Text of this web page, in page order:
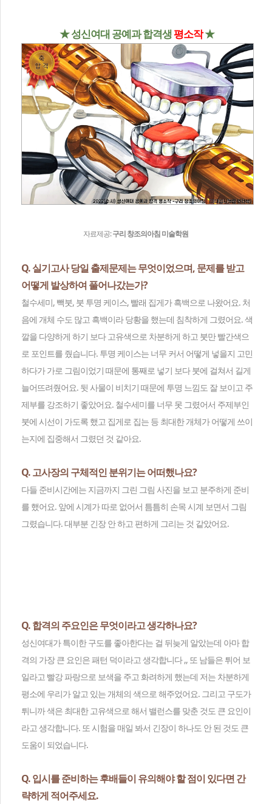
★ 성신여대 공예과 합격생평소작★
자료제공:구리 창조의아침 미술학원
Q. 실기고사 당일 출제문제는 무엇이었으며, 문제를 받고
어떻게 발상하여 풀어나갔는가?
철수세미, 빽붓, 붓 투명 케이스, 빨래 집게가 흑백으로 나왔어요. 처
음에 개체 수도 많고 흑백이라 당황을 했는데 침착하게 그렸어요. 색
깔을 다양하게 하기 보다 고유색으로 차분하게 하고 붓만 빨간색으
로 포인트를 줬습니다. 투명 케이스는 너무 커서 어떻게 넣을지 고민
하다가 가로 그림이었기 때문에 통째로 넣기 보다 붓에 걸쳐서 길게
늘어뜨려줬어요. 뒷 사물이 비치기 때문에 투명 느낌도 잘 보이고 주
제부를 강조하기 좋았어요. 철수세미를 너무 못 그렸어서 주제부인
붓에 시선이 가도록 했고 집게로 집는 등 최대한 개체가 어떻게 쓰이
는지에 집중해서 그렸던 것 같아요.
Q. 고사장의 구체적인 분위기는 어떠했나요?
다들 준비시간에는 지금까지 그린 그림 사진을 보고 분주하게 준비
를 했어요. 앞에 시계가 따로 없어서 틈틈히 손목 시계 보면서 그림
그렸습니다. 대부분 긴장 안 하고 편하게 그리는 것 같았어요.
Q. 합격의 주요인은 무엇이라고 생각하나요?
성신여대가 특이한 구도를 좋아한다는 걸 뒤늦게 알았는데 아마 합
격의 가장 큰 요인은 패턴 덕이라고 생각합니다 ,, 또 남들은 튀어 보
일라고 빨강 파랑으로 보색을 주고 화려하게 했는데 저는 차분하게
평소에 우리가 알고 있는 개체의 색으로 해주었어요. 그리고 구도가
튀니까 색은 최대한 고유색으로 해서 밸런스를 맞춘 것도 큰 요인이
라고 생각합니다. 또 시험을 매일 봐서 긴장이 하나도 안 된 것도 큰
도움이 되었습니다.
Q. 입시를 준비하는 후배들이 유의해야 할 점이 있다면 간
략하게 적어주세요.